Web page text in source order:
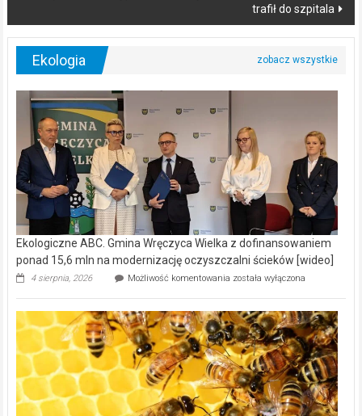
trafił do szpitala
Ekologia
Ekologiczne ABC. Gmina Wręczyca Wielka z dofinansowaniem
ponad 15,6 mln na modernizację oczyszczalni ścieków [wideo]
4 sierpnia, 2026 Możliwość komentowania Ekologiczne
Wręczyca
Wielka
z
dofinansowaniem
ponad
15,6
mln
na
została wyłączona